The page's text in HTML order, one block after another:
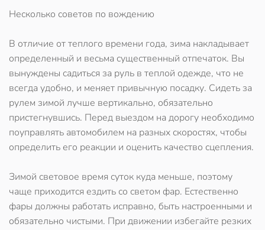
Несколько советов по вождению
В отличие от теплого времени года, зима накладывает
определенный и весьма существенный отпечаток. Вы
вынуждены садиться за руль в теплой одежде, что не
всегда удобно, и меняет привычную посадку. Сидеть за
рулем зимой лучше вертикально, обязательно
пристегнувшись. Перед выездом на дорогу необходимо
поуправлять автомобилем на разных скоростях, чтобы
определить его реакции и оценить качество сцепления.
Зимой световое время суток куда меньше, поэтому
чаще приходится ездить со светом фар. Естественно
фары должны работать исправно, быть настроенными и
обязательно чистыми. При движении избегайте резких